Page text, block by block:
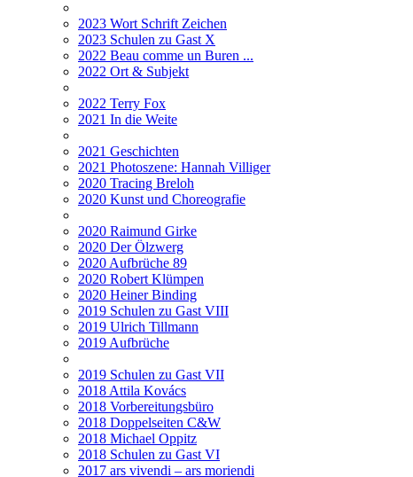
2023 Wort Schrift Zeichen
2023 Schulen zu Gast X
2022 Beau comme un Buren ...
2022 Ort & Subjekt
2022 Terry Fox
2021 In die Weite
2021 Geschichten
2021 Photoszene: Hannah Villiger
2020 Tracing Breloh
2020 Kunst und Choreografie
2020 Raimund Girke
2020 Der Ölzwerg
2020 Aufbrüche 89
2020 Robert Klümpen
2020 Heiner Binding
2019 Schulen zu Gast VIII
2019 Ulrich Tillmann
2019 Aufbrüche
2019 Schulen zu Gast VII
2018 Attila Kovács
2018 Vorbereitungsbüro
2018 Doppelseiten C&W
2018 Michael Oppitz
2018 Schulen zu Gast VI
2017 ars vivendi – ars moriendi